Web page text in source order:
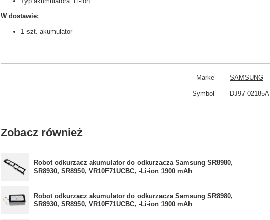
W dostawie:
1 szt. akumulator
Marke SAMSUNG
Symbol DJ97-02185A
Zobacz również
Robot odkurzacz akumulator do odkurzacza Samsung SR8980,
SR8930, SR8950, VR10F71UCBC, -Li-ion 1900 mAh
Robot odkurzacz akumulator do odkurzacza Samsung SR8980,
SR8930, SR8950, VR10F71UCBC, -Li-ion 1900 mAh